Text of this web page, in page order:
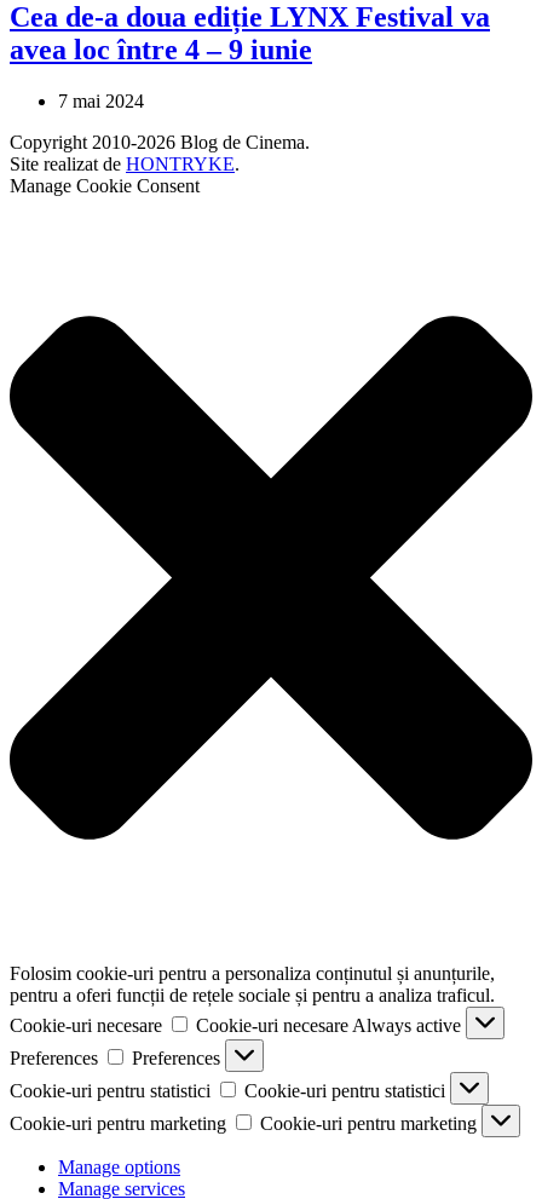
Cea de-a doua ediție LYNX Festival va
avea loc între 4 – 9 iunie
7 mai 2024
Copyright 2010-2026 Blog de Cinema.
Site realizat de HONTRYKE.
Manage Cookie Consent
Folosim cookie-uri pentru a personaliza conținutul și anunțurile,
pentru a oferi funcții de rețele sociale și pentru a analiza traficul.
Cookie-uri necesare
Cookie-uri necesare Always active
Preferences
Preferences
Cookie-uri pentru statistici
Cookie-uri pentru statistici
Cookie-uri pentru marketing
Cookie-uri pentru marketing
Manage options
Manage services